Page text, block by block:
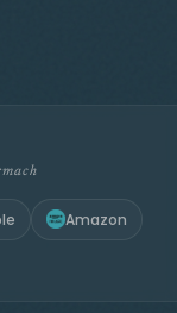
Amazon